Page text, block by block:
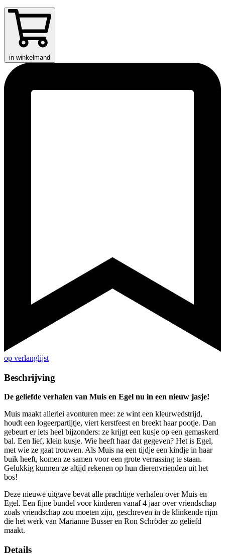
in winkelmand
op verlanglijst
Beschrijving
De geliefde verhalen van Muis en Egel nu in een nieuw jasje!
Muis maakt allerlei avonturen mee: ze wint een kleurwedstrijd,
houdt een logeerpartijtje, viert kerstfeest en breekt haar pootje. Dan
gebeurt er iets heel bijzonders: ze krijgt een kusje op een gemaskerd
bal. Een lief, klein kusje. Wie heeft haar dat gegeven? Het is Egel,
met wie ze gaat trouwen. Als Muis na een tijdje een kindje in haar
buik heeft, komen ze samen voor een grote verrassing te staan.
Gelukkig kunnen ze altijd rekenen op hun dierenvrienden uit het
bos!
Deze nieuwe uitgave bevat alle prachtige verhalen over Muis en
Egel. Een fijne bundel voor kinderen vanaf 4 jaar over vriendschap
zoals vriendschap zou moeten zijn, geschreven in de klinkende rijm
die het werk van Marianne Busser en Ron Schröder zo geliefd
maakt.
Details